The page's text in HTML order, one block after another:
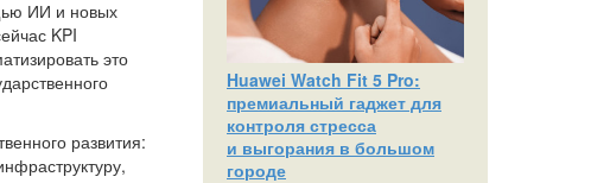
ИИ и новых
KPI
это
развития:
Huawei Watch Fit 5 Pro:
премиальный гаджет для
контроля стресса
и выгорания в большом
городе